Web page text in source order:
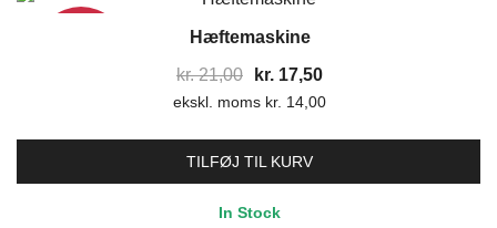
Hæftemaskine
kr.21,00
Den
oprindelige
var:
kr. 21,00.
kr. 17,50Den
aktuelle
kr. 17,50.
ekskl. moms kr. 14,00
TILFØJ TIL KURV
In Stock